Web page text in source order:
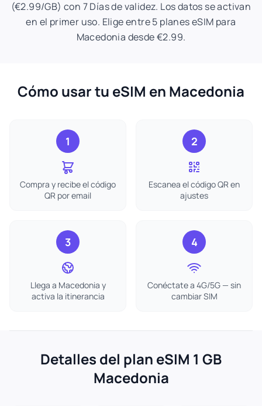
(€2.99/GB) con 7 Días de validez. Los datos se activan
en el primer uso. Elige entre 5 planes eSIM para
Macedonia desde €2.99.
Cómo usar tu eSIM en Macedonia
1
Compra y recibe el código
QR por email
2
Escanea el código QR en
ajustes
3
Llega a Macedonia y
activa la itinerancia
4
Conéctate a 4G/5G — sin
cambiar SIM
Detalles del plan eSIM 1 GB
Macedonia